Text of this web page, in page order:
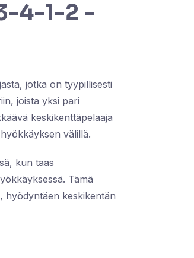
4-1-2 -
jotka on tyypillisesti
joista yksi pari
keskikenttäpelaaja
välillä.
kun taas
Tämä
hyödyntäen keskikentän